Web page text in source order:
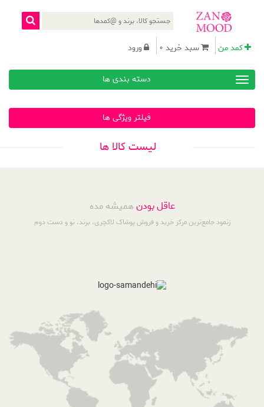
کمد من سبد خرید 0 ورود
دسته بندی ها
فیلتر ویژگی ها
لیست کالا ها
عاقل بودنهمیشه مده
زنمود جامع‌ترین مرکز خرید و فروش پوشاک لاکچری، برند، نو و دست دوم